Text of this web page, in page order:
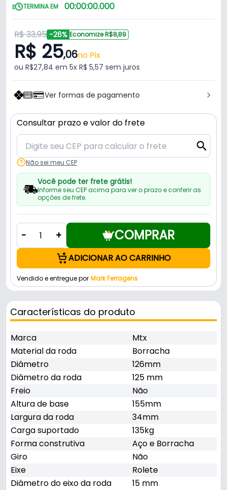
TERMINA EM 00:00:00.000
R$ 33,95 -26% Economize R$8,89
R$ 25,06no Pix
ou R$27,84 em 5x R$ 5,57 sem juros
Ver formas de pagamento
Consultar prazo e valor do frete
Não sei meu CEP
Você pode ter frete grátis!
Informe seu CEP acima para ver o prazo e conferir as
opções de frete.
- + COMPRAR
ADICIONAR AO CARRINHO
Vendido e entregue por Mark Ferragens
Características do produto
Marca
Mtx
Material da roda
Borracha
Diâmetro
126mm
Diâmetro da roda
125 mm
Freio
Não
Altura de base
155mm
Largura da roda
34mm
Carga suportado
135kg
Forma construtiva
Aço e Borracha
Giro
Não
Eixe
Rolete
Diâmetro do eixo da roda
15 mm